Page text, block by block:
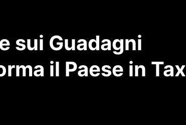
sui Guadagni
il Paese in Tax